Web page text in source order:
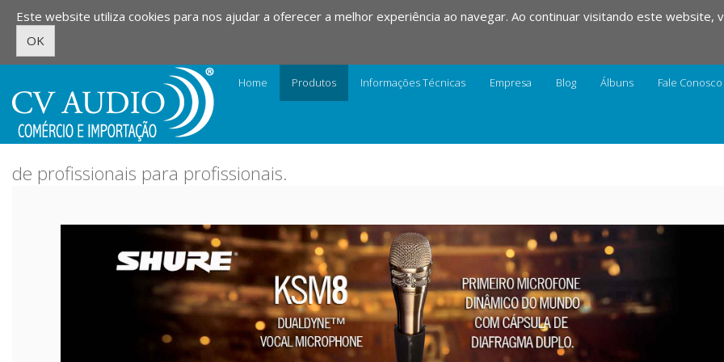
content
Este website utiliza cookies para nos ajudar a oferecer a melhor experiência ao navegar. Ao continuar visitando este website,
OK
Home Produtos Informações Técnicas Empresa Blog Álbuns Fale Conosco
de profissionais para profissionais.